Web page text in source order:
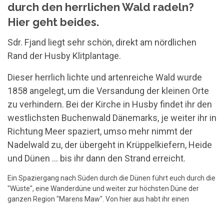
durch den herrlichen Wald radeln?
Hier geht beides.
Sdr. Fjand liegt sehr schön, direkt am nördlichen
Rand der Husby Klitplantage.
Dieser herrlich lichte und artenreiche Wald wurde
1858 angelegt, um die Versandung der kleinen Orte
zu verhindern. Bei der Kirche in Husby findet ihr den
westlichsten Buchenwald Dänemarks, je weiter ihr in
Richtung Meer spaziert, umso mehr nimmt der
Nadelwald zu, der übergeht in Krüppelkiefern, Heide
und Dünen ... bis ihr dann den Strand erreicht.
Ein Spaziergang nach Süden durch die Dünen führt euch durch die
"Wüste", eine Wanderdüne und weiter zur höchsten Düne der
ganzen Region "Marens Maw". Von hier aus habt ihr einen